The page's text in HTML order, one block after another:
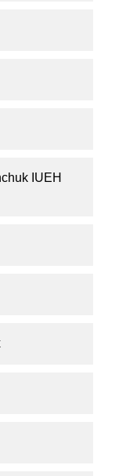
IUEH